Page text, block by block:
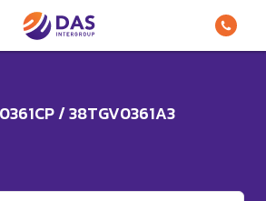
/ 38TGV0361A3